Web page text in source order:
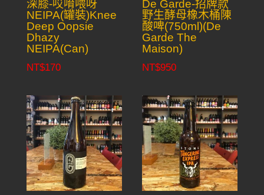
深膝-哎唷喂呀
NEIPA(罐裝)Knee
Deep Oopsie
Dhazy
NEIPA(Can)
NT$170
De Garde-招牌款
野生酵母橡木桶陳
酸啤(750ml)(De
Garde The
Maison)
NT$950